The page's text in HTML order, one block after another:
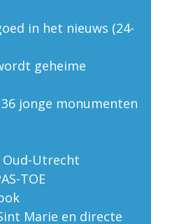
in het nieuws (24-
geheime
jonge monumenten
Oud-Utrecht
TOE
Marie en directe